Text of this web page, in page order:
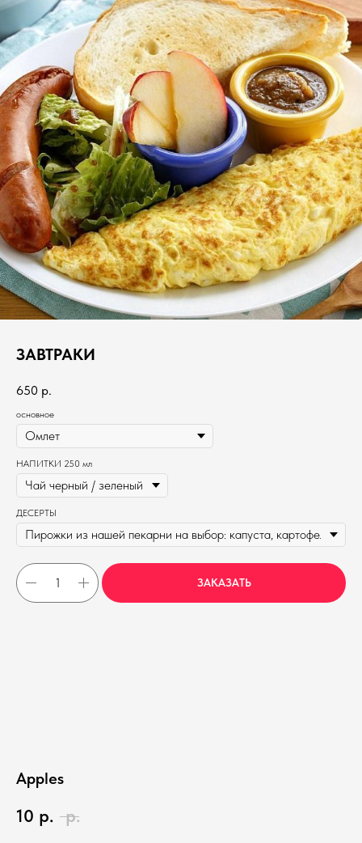
ЗАВТРАКИ
650 р.
основное
НАПИТКИ 250 мл
ДЕСЕРТЫ
ЗАКАЗАТЬ
Apples
10 р. р.